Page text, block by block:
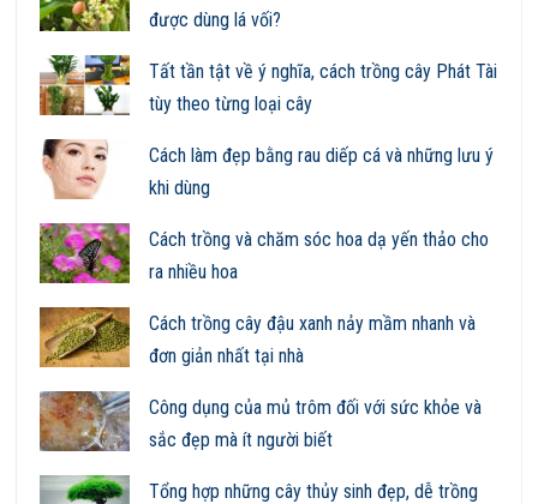
được dùng lá vối?
Tất tần tật về ý nghĩa, cách trồng cây Phát Tài
tùy theo từng loại cây
Cách làm đẹp bằng rau diếp cá và những lưu ý
khi dùng
Cách trồng và chăm sóc hoa dạ yến thảo cho
ra nhiều hoa
Cách trồng cây đậu xanh nảy mầm nhanh và
đơn giản nhất tại nhà
Công dụng của mủ trôm đối với sức khỏe và
sắc đẹp mà ít người biết
Tổng hợp những cây thủy sinh đẹp, dễ trồng